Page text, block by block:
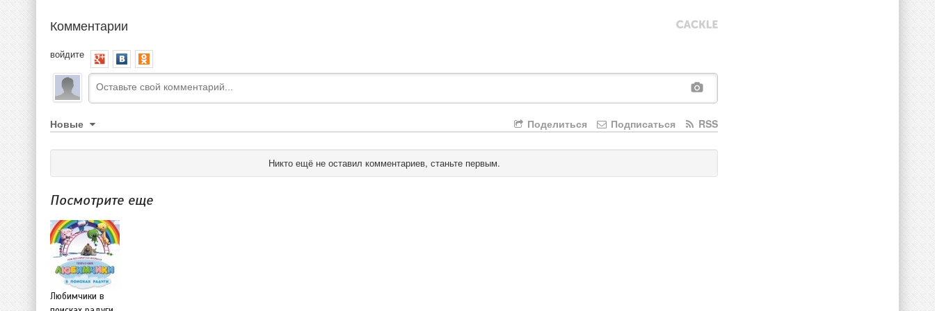
Комментарии
войдите
Новые RSS
Подписаться
Поделиться
Никто ещё не оставил комментариев, станьте первым.
Посмотрите еще
Любимчики в